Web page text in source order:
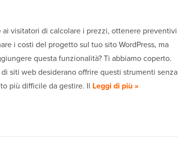
visitatori di calcolare i prezzi, ottenere preventivi
i costi del progetto sul tuo sito WordPress, ma
questa funzionalità? Ti abbiamo coperto.
siti web desiderano offrire questi strumenti senza
più difficile da gestire. Il Leggi di più »